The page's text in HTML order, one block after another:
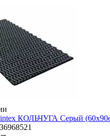
КОЛЬЧУГА Серый